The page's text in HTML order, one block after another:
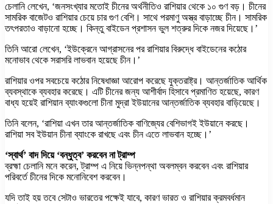
চেলানি লেখেন, ‘জনসংখ্যার মতোই চীনের অর্থনীতিও রাশিয়ার থেকে ১০ গুণ বড়। চীনের
সামরিক বাজেটও রাশিয়ার চেয়ে চার গুণ বেশি। সাথে পরমাণু অস্ত্র বাড়াচ্ছে চীন। সামরিক
তৎপরতাও বাড়ানো হচ্ছে। কিন্তু বাইডেন প্রশাসন ভুল শত্রুর দিকে নজর দিয়েছে।’
তিনি আরো লেখেন, ‘ইউক্রেনে আগ্রাসনের পর রাশিয়ার বিরুদ্ধে বাইডেনের কঠোর
মনোভাব থেকে সরাসরি লাভবান হয়েছে চীন।’
রাশিয়ার ওপর সবচেয়ে কঠোর নিষেধাজ্ঞা আরোপ করেছে যুক্তরাষ্ট্র। আন্তর্জাতিক আর্থিক
ব্যবস্থাকে ব্যবহার করেছে। এটি চীনের জন্য আশীর্বাদ হিসাবে প্রমাণিত হয়েছে, কারণ
বাধ্য হয়েই রাশিয়ান ব্যাংকগুলো চীনা মুদ্রা ইউয়ানের আন্তর্জাতিক ব্যবহার বাড়িয়েছে।
তিনি বলেন, ‘রাশিয়া এখন তার আন্তর্জাতিক বাণিজ্যের বেশিভাগই ইউয়ানে করছে।
রাশিয়া সব ইউয়ান চীনা ব্যাংকে রাখছে এবং চীন এতে লাভবান হচ্ছে।’
‘স্বার্থ’ বাদ দিয়ে ‘বন্ধুত্ব’ করবেন না ট্রাম্প
ব্রহ্মা চেলানি মনে করেন, ট্রাম্প এ নিয়ে ভিন্নপন্থা অবলম্বন করবেন এবং রাশিয়ার
পরিবর্তে চীনের দিকে মনোনিবেশ করবেন।
যদি তাই হয় তবে সেটাও ভারতের পক্ষেই যাবে, কারণ ভারত ও রাশিয়ার ক্রমবর্ধমান